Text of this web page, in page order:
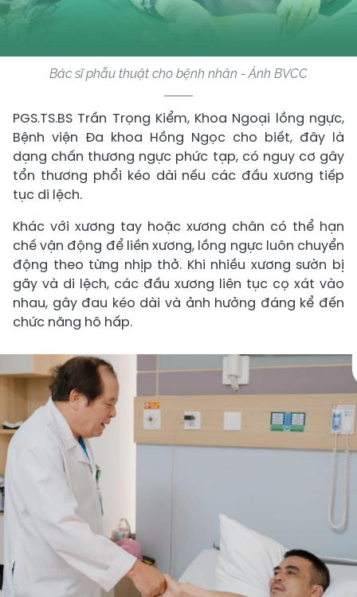
Bác sĩ phẫu thuật cho bệnh nhân - Ảnh BVCC
PGS.TS.BS Trần Trọng Kiểm, Khoa Ngoại lồng ngực,
Bệnh viện Đa khoa Hồng Ngọc cho biết, đây là
dạng chấn thương ngực phức tạp, có nguy cơ gây
tổn thương phổi kéo dài nếu các đầu xương tiếp
tục di lệch.
Khác với xương tay hoặc xương chân có thể hạn
chế vận động để liền xương, lồng ngực luôn chuyển
động theo từng nhịp thở. Khi nhiều xương sườn bị
gãy và di lệch, các đầu xương liên tục cọ xát vào
nhau, gây đau kéo dài và ảnh hưởng đáng kể đến
chức năng hô hấp.